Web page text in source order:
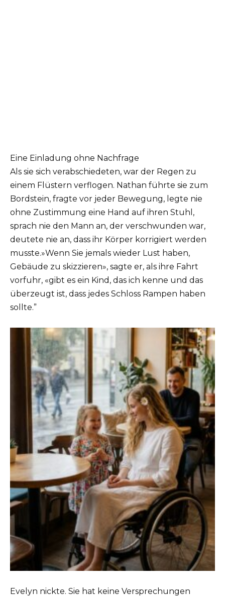
Eine Einladung ohne Nachfrage
Als sie sich verabschiedeten, war der Regen zu
einem Flüstern verflogen. Nathan führte sie zum
Bordstein, fragte vor jeder Bewegung, legte nie
ohne Zustimmung eine Hand auf ihren Stuhl,
sprach nie den Mann an, der verschwunden war,
deutete nie an, dass ihr Körper korrigiert werden
musste.»Wenn Sie jemals wieder Lust haben,
Gebäude zu skizzieren», sagte er, als ihre Fahrt
vorfuhr, «gibt es ein Kind, das ich kenne und das
überzeugt ist, dass jedes Schloss Rampen haben
sollte.”
Evelyn nickte. Sie hat keine Versprechungen